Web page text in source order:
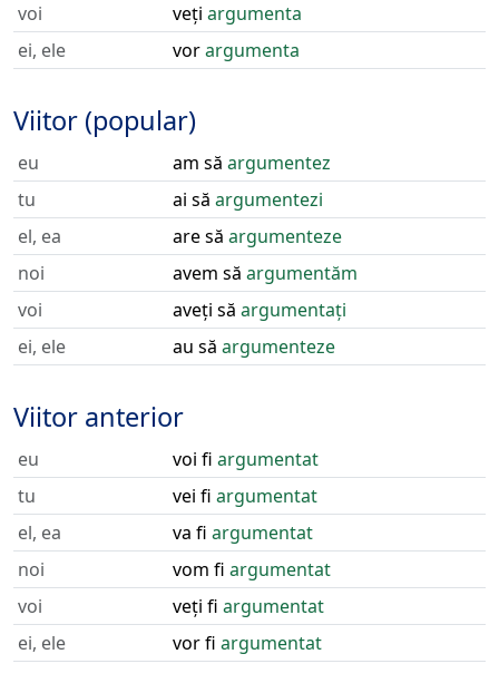
voi
veți argumenta
ei, ele
vorargumenta
Viitor (popular)
eu am să argumentez
tu
ai să argumentezi
el, ea
are să argumenteze
noi
avem să argumentăm
voi
aveți să argumentați
ei, ele
au să argumenteze
Viitor anterior
eu voi fi argumentat
tu
vei fi argumentat
el, ea
va fi argumentat
noi
vom fi argumentat
voi
veți fi argumentat
ei, ele
vor fi argumentat